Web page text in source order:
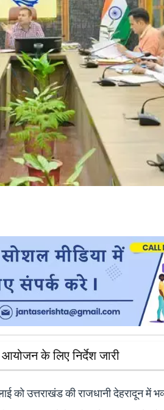
के लिए निर्देश जारी
उत्तराखंड की राजधानी देहरादून में